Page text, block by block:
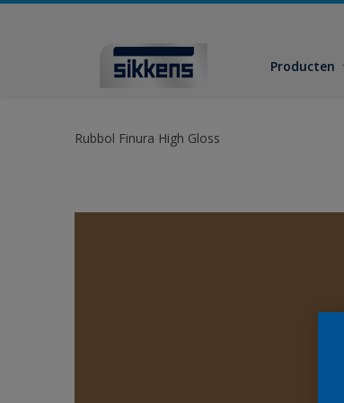
Producten
Rubbol Finura High Gloss